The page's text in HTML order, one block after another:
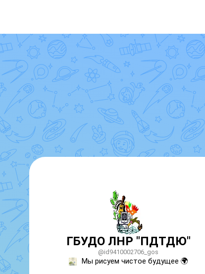
ГБУДО ЛНР "ПДТДЮ"
@id9410002706_gos
Мы рисуем чистое будущее 🌍